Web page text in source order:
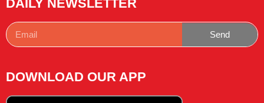
DAILY NEWSLETTER
Send
DOWNLOAD OUR APP